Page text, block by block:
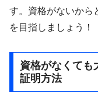
す。資格がないから
を目指しましょう！
資格がなくても
証明方法